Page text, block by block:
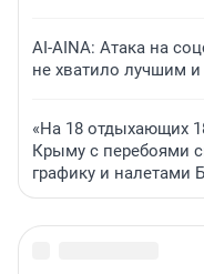
AI-AINA: Атака на
не хватило лучшим и
«На 18 отдыхающих
Крыму с перебоями
графику и налетами